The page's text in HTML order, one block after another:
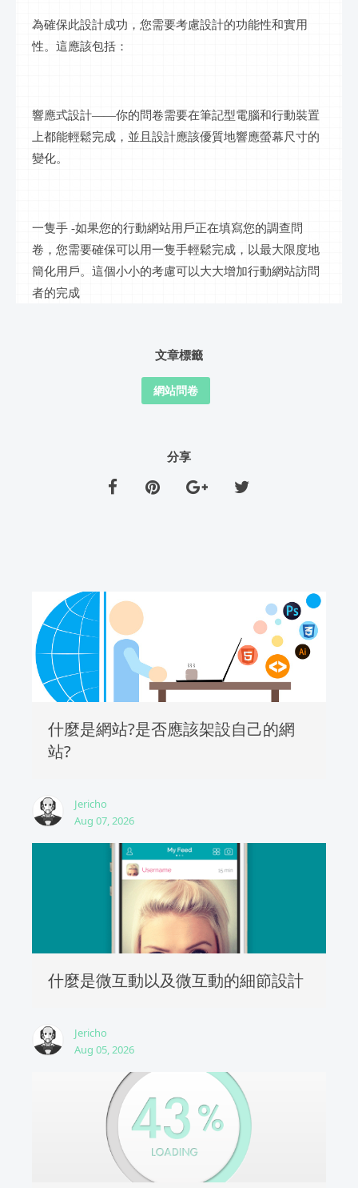
為確保此設計成功，您需要考慮設計的功能性和實用
性。這應該包括：
響應式設計——你的問卷需要在筆記型電腦和行動裝置
上都能輕鬆完成，並且設計應該優質地響應螢幕尺寸的
變化。
一隻手 -如果您的行動網站用戶正在填寫您的調查問
卷，您需要確保可以用一隻手輕鬆完成，以最大限度地
簡化用戶。這個小小的考慮可以大大增加行動網站訪問
者的完成
文章標籤
網站問卷
分享
什麼是網站?是否應該架設自己的網
站?
Jericho
Aug 07, 2026
什麼是微互動以及微互動的細節設計
Jericho
Aug 05, 2026